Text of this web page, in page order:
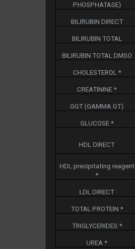
PHOSPHATASE)
BILIRUBIN DIRECT
BILIRUBIN TOTAL
BILIRUBIN TOTAL DMSO
CHOLESTEROL *
CREATININE *
GGT (GAMMA GT)
GLUCOSE *
HDL DIRECT
HDL precipitating reagent
*
LDL DIRECT
TOTAL PROTEIN *
TRIGLYCERIDES *
UREA *